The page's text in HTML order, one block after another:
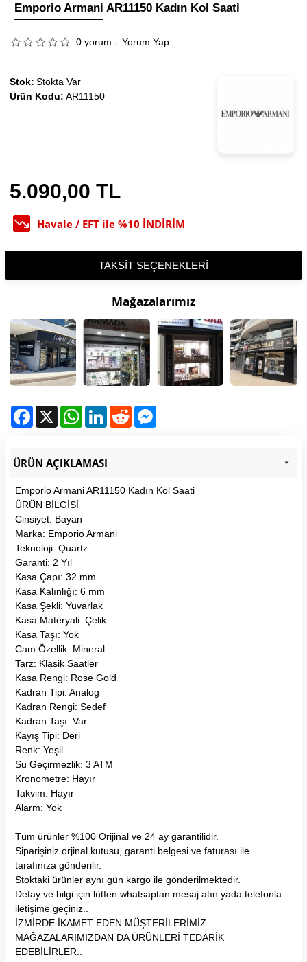
Emporio Armani AR11150 Kadın Kol Saati
0 yorum - Yorum Yap
5.090,00 TL
Havale / EFT ile %10 İNDİRİM
Stok: Stokta Var
Ürün Kodu: AR11150
TAKSIT SEÇENEKLERI
Mağazalarımız
Facebook
X WhatsAppLinkedInReddit
ÜRÜN AÇIKLAMASI
Emporio Armani AR11150 Kadın Kol Saati
ÜRÜN BİLGİSİ
Cinsiyet: Bayan
Marka: Emporio Armani
Teknoloji: Quartz
Garanti: 2 Yıl
Kasa Çapı: 32 mm
Kasa Kalınlığı: 6 mm
Kasa Şekli: Yuvarlak
Kasa Materyali: Çelik
Kasa Taşı: Yok
Cam Özellik: Mineral
Tarz: Klasik Saatler
Kasa Rengi: Rose Gold
Kadran Tipi: Analog
Kadran Rengi: Sedef
Kadran Taşı: Var
Kayış Tipi: Deri
Renk: Yeşil
Su Geçirmezlik: 3 ATM
Kronometre: Hayır
Takvim: Hayır
Alarm: Yok
Tüm ürünler %100 Orijinal ve 24 ay garantilidir.
Siparişiniz orjinal kutusu, garanti belgesi ve faturası ile
tarafınıza gönderilir.
Stoktaki ürünler aynı gün kargo ile gönderilmektedir.
Detay ve bilgi için lütfen whatsaptan mesaj atın yada telefonla
iletişime geçiniz..
İZMİRDE İKAMET EDEN MÜŞTERİLERİMİZ
MAĞAZALARIMIZDAN DA ÜRÜNLERİ TEDARİK
EDEBİLİRLER..